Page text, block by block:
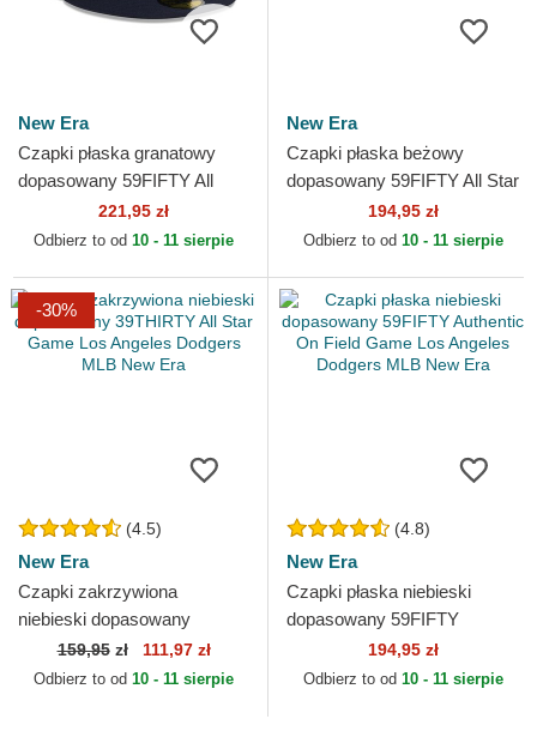
New Era
Czapki płaska granatowy
dopasowany 59FIFTY All
Star Game New York
Yankees MLB New Era
221,95 zł
Odbierz to od 10 - 11 sierpie
New Era
Czapki płaska beżowy
dopasowany 59FIFTY All Star
Game Fan Pack Philadelphia
Phillies MLB New Era
194,95 zł
Odbierz to od 10 - 11 sierpie
-30%
(4.5)
New Era
Czapki zakrzywiona
niebieski dopasowany
39THIRTY All Star Game Los
Angeles Dodgers MLB New
159,95zł 111,97 zł
Odbierz to od 10 - 11 sierpie
(4.8)
New Era
Czapki płaska niebieski
dopasowany 59FIFTY
Authentic On Field Game Los
Angeles Dodgers MLB New
194,95 zł
Odbierz to od 10 - 11 sierpie